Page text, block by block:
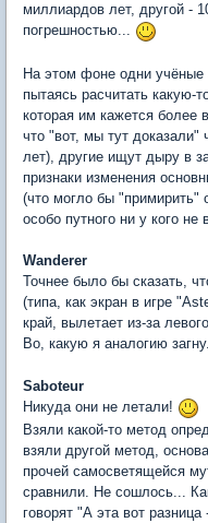
миллиардов лет, другой -
погрешностью...
На этом фоне одни учёные
пытаясь расчитать какую-
которая им кажется более
что "вот, мы тут доказали"
лет), другие ищут дыру в
признаки изменения
(что могло бы "примирить"
особо путного ни у кого не
Wanderer
Точнее было бы сказать,
(типа, как экран в игре
край, вылетает из-за
Во, какую я аналогию
Saboteur
Никуда они не летали!
Взяли какой-то метод
взяли другой метод,
прочей самосветящейся
сравнили. Не сошлось...
говорят "А эта вот